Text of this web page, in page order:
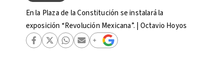
En la Plaza de la Constitución se instalará la
exposición “Revolución Mexicana”. | Octavio Hoyos